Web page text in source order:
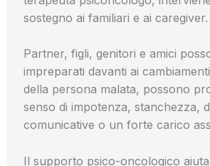
sostegno ai familiari e ai caregiver.
Partner, figli, genitori e amici
impreparati davanti ai
della persona malata, possono
senso di impotenza, stanchezza,
comunicative o un forte carico
Il supporto psico-oncologico